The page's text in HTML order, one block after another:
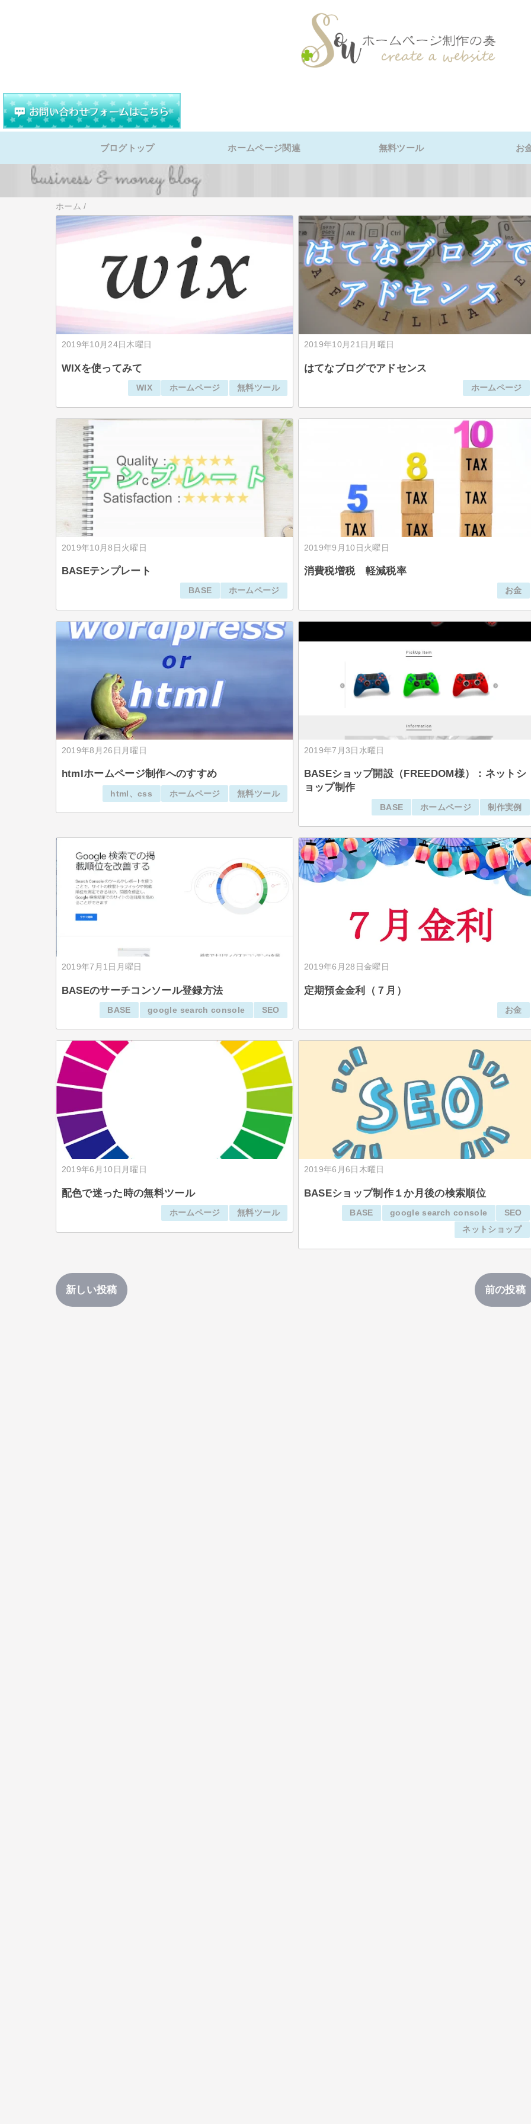
ブログトップ ホームページ関連 無料ツール お
ホーム /
2019年10月24日木曜日
WIXを使ってみて
WIX ホームページ 無料ツール
2019年10月21日月曜日
はてなブログでアドセンス
ホームページ
2019年10月8日火曜日
BASEテンプレート
BASE ホームページ
2019年9月10日火曜日
消費税増税 軽減税率
お金
2019年8月26日月曜日
htmlホームページ制作へのすすめ
html、css ホームページ 無料ツール
2019年7月3日水曜日
BASEショップ開設（FREEDOM様）：ネットシ
ョップ制作
BASE ホームページ 制作実例
2019年7月1日月曜日
BASEのサーチコンソール登録方法
BASE google search console SEO
2019年6月28日金曜日
定期預金金利（７月）
お金
2019年6月10日月曜日
配色で迷った時の無料ツール
ホームページ 無料ツール
2019年6月6日木曜日
BASEショップ制作１か月後の検索順位
BASE google search console
SEO
ネットショップ
新しい投稿 前の投稿